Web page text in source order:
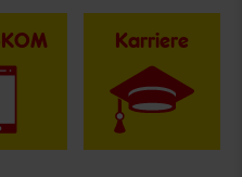
Karriere